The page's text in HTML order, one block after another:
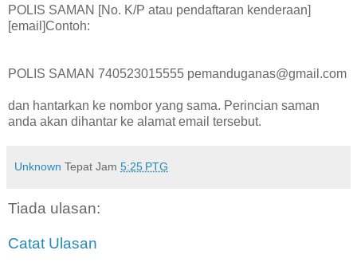
POLIS SAMAN [No. K/P atau pendaftaran kenderaan]
[email]Contoh:
POLIS SAMAN 740523015555 pemanduganas@gmail.com
dan hantarkan ke nombor yang sama. Perincian saman
anda akan dihantar ke alamat email tersebut.
Unknown Tepat Jam 5:25 PTG
Tiada ulasan:
Catat Ulasan